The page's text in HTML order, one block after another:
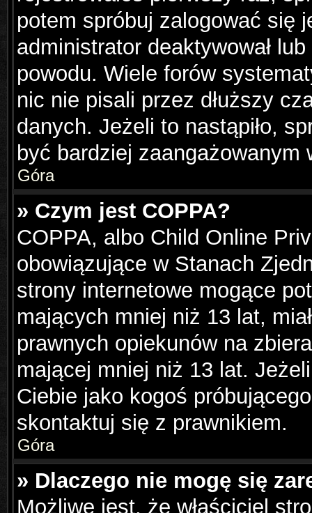
potem spróbuj zalogować się
administrator deaktywował
powodu. Wiele forów
nic nie pisali przez dłuższy
danych. Jeżeli to nastąpiło,
być bardziej zaangażowanym
Góra
» Czym jest COPPA?
COPPA, albo Child Online
obowiązujące w Stanach
strony internetowe mogące
mających mniej niż 13 lat,
prawnych opiekunów na
mającej mniej niż 13 lat.
Ciebie jako kogoś
skontaktuj się z prawnikiem.
Góra
» Dlaczego nie mogę się
Możliwe jest, że właściciel